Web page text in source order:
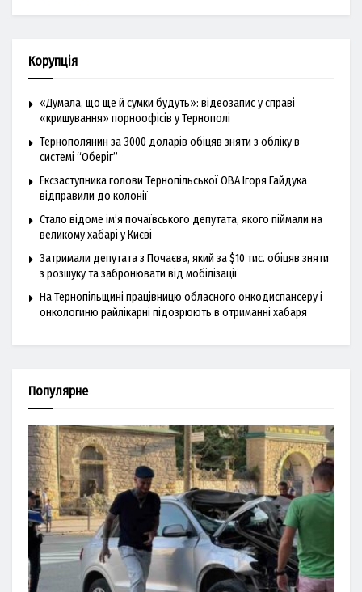
Корупція
«Думала, що ще й сумки будуть»: відеозапис у справі
«кришування» порноофісів у Тернополі
Тернополянин за 3000 доларів обіцяв зняти з обліку в
системі “Оберіг”
Ексзаступника голови Тернопільської ОВА Ігоря Гайдука
відправили до колонії
Стало відоме ім’я почаївського депутата, якого піймали на
великому хабарі у Києві
Затримали депутата з Почаєва, який за $10 тис. обіцяв зняти
з розшуку та забронювати від мобілізації
На Тернопільщині працівницю обласного онкодиспансеру і
онкологиню райлікарні підозрюють в отриманні хабаря
Популярне